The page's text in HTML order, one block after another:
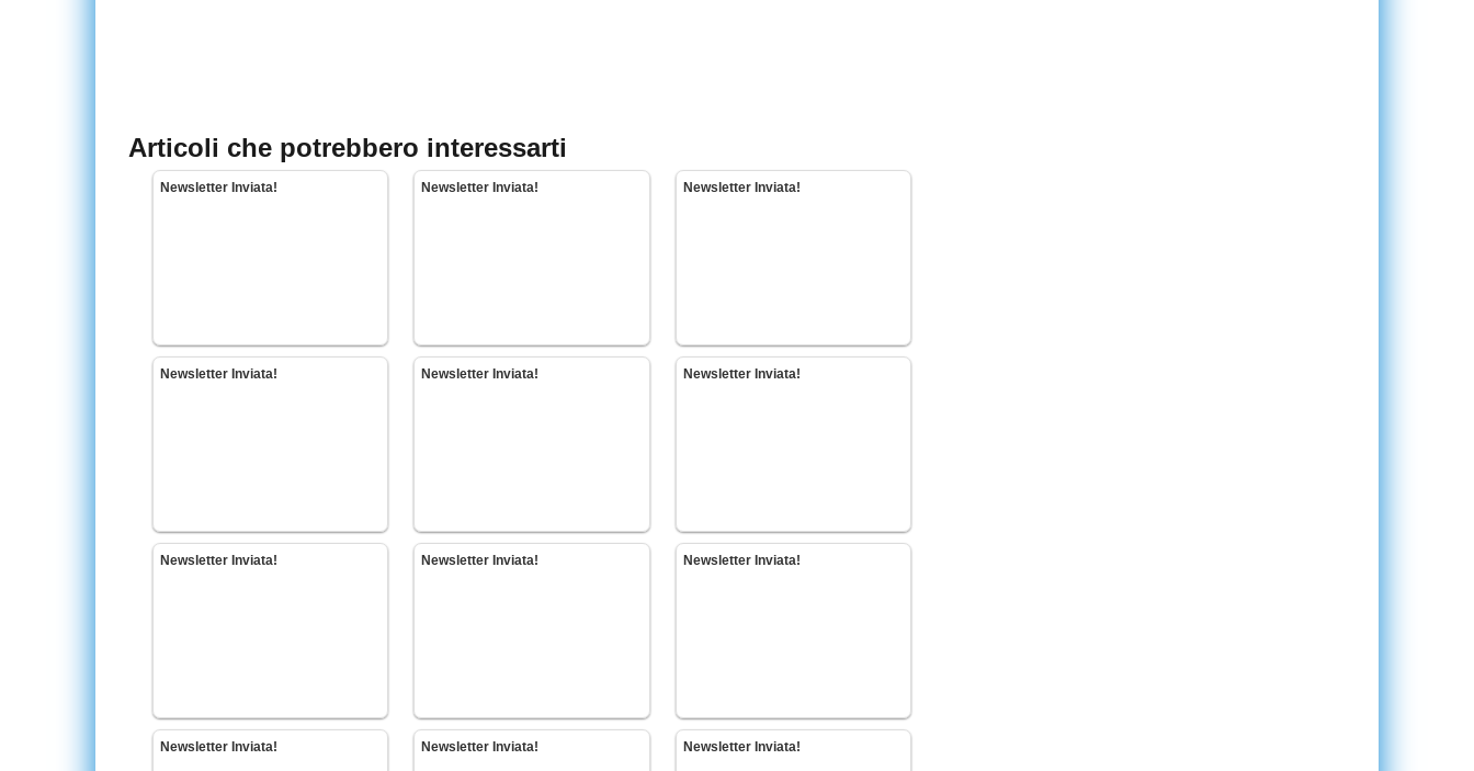
Articoli che potrebbero interessarti
Newsletter Inviata! Newsletter Inviata! Newsletter Inviata!
Newsletter Inviata! Newsletter Inviata! Newsletter Inviata!
Newsletter Inviata! Newsletter Inviata! Newsletter Inviata!
Newsletter Inviata! Newsletter Inviata! Newsletter Inviata!